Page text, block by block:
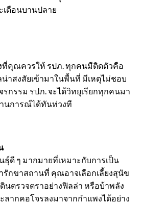
เดือนบานปลาย
คุณควรให้ รปภ. ทุกคนมีติดตัวคือ
าสงสัยเข้ามาในพื้นที่ มีเหตุไม่ชอบ
รกรรม รปภ. จะได้วิทยุเรียกทุกคนมา
นการณ์ได้ทันท่วงที
ๆ มากมายที่เหมาะกับการเป็น
รักขาสถานที่ คุณอาจเลือกเลี้ยงสุนัข
นตรวจตราอย่างฟิลล่า หรือบ้าพลัง
ลากคอโจรลงมาจากกำแพงได้อย่าง